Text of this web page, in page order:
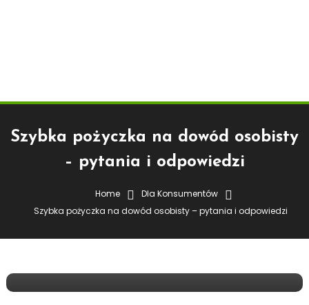
Szybka pożyczka na dowód osobisty
– pytania i odpowiedzi
Home
Dla Konsumentów
Szybka pożyczka na dowód osobisty – pytania i odpowiedzi
Dla Konsumentów Kredytobiorca
3 marca 2016
Szybka Pożyczka Na Dowód